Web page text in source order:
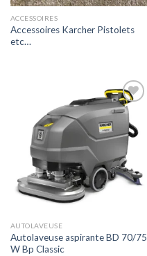
ACCESSOIRES
Accessoires Karcher Pistolets
etc…
Ajouter
à la liste
de
souhaits
AUTOLAVEUSE
Autolaveuse aspirante BD 70/75
W Bp Classic